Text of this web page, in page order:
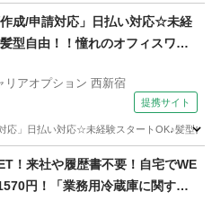
作成/申請対応」日払い対応☆未経
型自由！！憧れのオフィスワー
く活躍中！！
リアオプション 西新宿
提携サイト
応」日払い対応☆未経験スタートOK♪髪型
！来社や履歴書不要！自宅でWE
円！「業務用冷蔵庫に関する
のスタッフさん中心に大活躍